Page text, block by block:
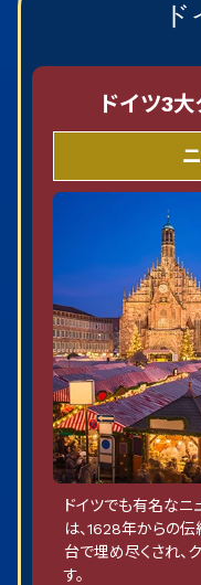
ドイツ3
ドイツでも有名なニ
は、1628年からの伝
台で埋め尽くされ、
す。